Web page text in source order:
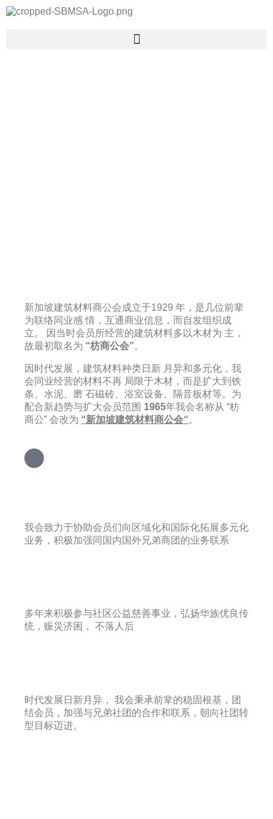
新加坡建筑材料商公会成立于1929 年，是几位前辈
为联络同业感 情，互通商业信息，而自发组织成
立。 因当时会员所经营的建筑材料多以木材为 主，
故最初取名为 “枋商公会”。
因时代发展，建筑材料种类日新 月异和多元化，我
会同业经营的材料不再 局限于木材，而是扩大到铁
条、水泥、磨 石磁砖、浴室设备、隔音板材等。为
配合新趋势与扩大会员范围 1965年我会名称从 “枋
商公” 会改为 “新加坡建筑材料商公会“。
我会致力于协助会员们向区域化和国际化拓展多元化
业务，积极加强同国内国外兄弟商团的业务联系
多年来积极参与社区公益慈善事业，弘扬华族优良传
统，赈災济困， 不落人后
时代发展日新月异， 我会秉承前辈的稳固根基，团
结会员，加强与兄弟社团的合作和联系，朝向社团转
型目标迈进。